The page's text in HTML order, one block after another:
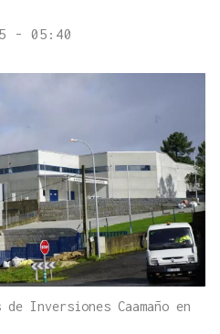
- 05:40
Inversiones Caamaño en